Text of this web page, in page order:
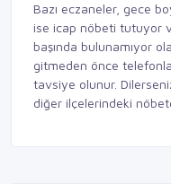
Bazı eczaneler, gece
ise icap nöbeti tutuyor
başında bulunamıyor
gitmeden önce
tavsiye olunur.
diğer ilçelerindeki